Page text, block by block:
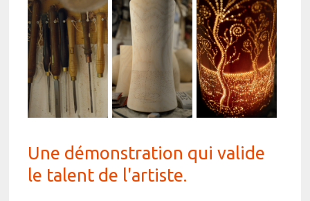
Une démonstration qui valide
le talent de l'artiste.